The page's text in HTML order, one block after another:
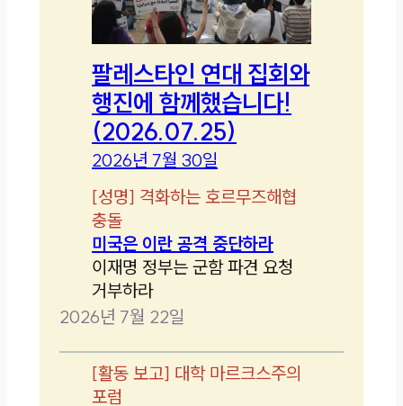
팔레스타인 연대 집회와
행진에 함께했습니다!
(2026.07.25)
2026년 7월 30일
[성명] 격화하는 호르무즈해협
충돌
미국은 이란 공격 중단하라
이재명 정부는 군함 파견 요청
거부하라
2026년 7월 22일
[활동 보고] 대학 마르크스주의
포럼